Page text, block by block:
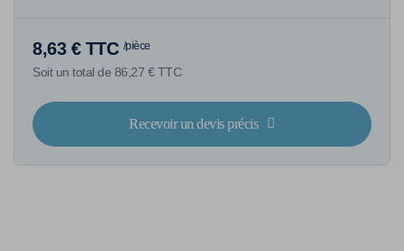
8,63 € TTC /pièce
Soit un total de 86,27 € TTC
Recevoir un devis précis